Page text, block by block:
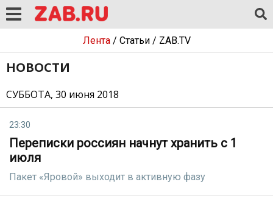
Лента/ Статьи/ ZAB.TV
НОВОСТИ
СУББОТА, 30 июня 2018
23:30
Переписки россиян начнут хранить с 1
июля
Пакет «Яровой» выходит в активную фазу